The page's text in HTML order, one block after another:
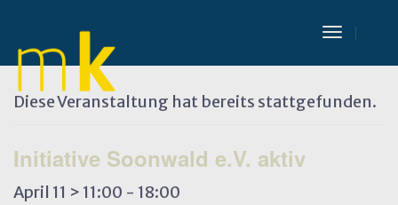
Toggle
« Alle Veranstaltungen
Diese Veranstaltung hat bereits stattgefunden.
Initiative Soonwald e.V. aktiv
April 11 > 11:00 - 18:00